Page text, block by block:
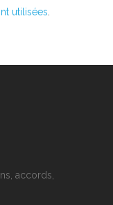
utilisées
accords,